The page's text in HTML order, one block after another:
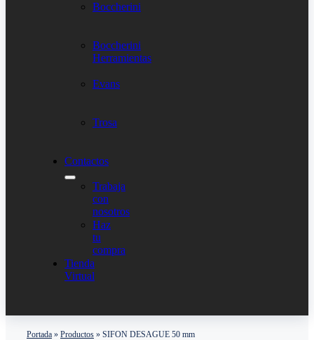
Boccherini
Boccherini
Herramientas
Evans
Trosa
Contactos
Trabaja
con
nosotros
Haz
tu
compra
Tienda
Virtual
Portada » Productos » SIFON DESAGUE 50 mm